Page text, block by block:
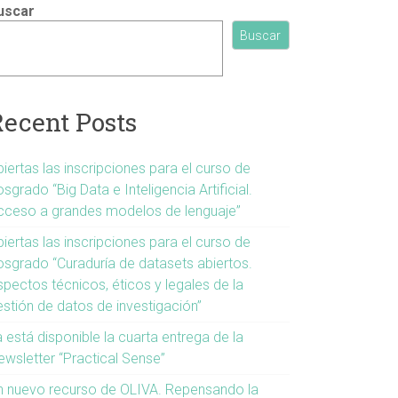
Buscar
Posts
las inscripciones para el curso de
“Big Data e Inteligencia Artificial.
a grandes modelos de lenguaje”
las inscripciones para el curso de
“Curaduría de datasets abiertos.
técnicos, éticos y legales de la
de datos de investigación”
está disponible la cuarta entrega de la
“Practical Sense”
nuevo recurso de OLIVA. Repensando la